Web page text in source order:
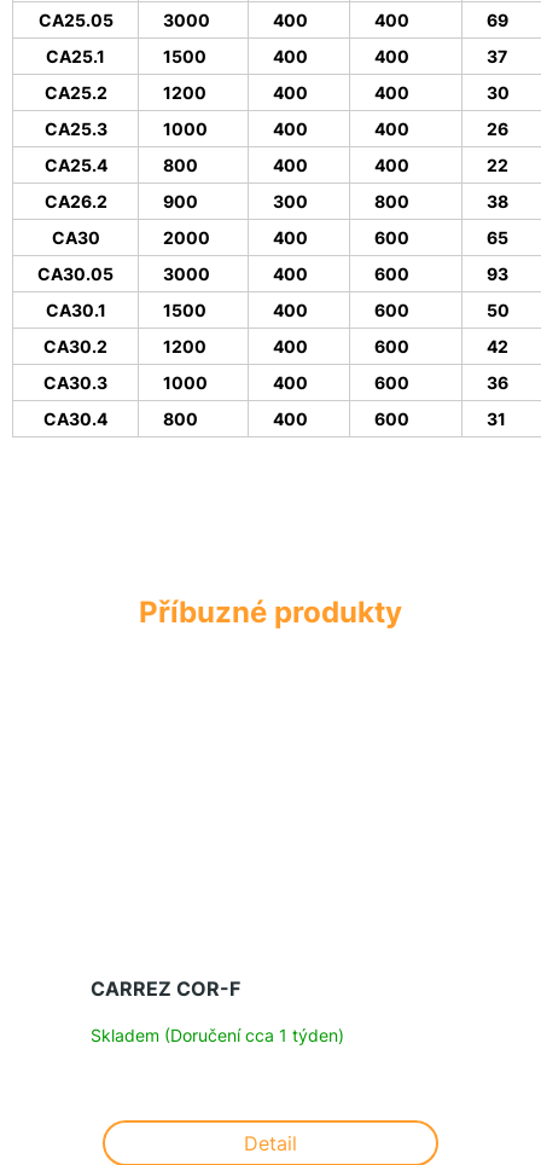
CA25.05 3000 400 400
69
CA25.1
1500 400 400
37
CA25.2
1200 400 400
30
CA25.3
1000 400 400
26
CA25.4
800 400 400
22
CA26.2
900 300 800
38
CA30
2000 400 600
65
CA30.05
3000 400 600
93
CA30.1
1500 400 600
50
CA30.2
1200 400 600
42
CA30.3
1000 400 600
36
CA30.4
800 400 600 31
CARREZ COR-F
Skladem (Doručení cca 1 týden)
Detail